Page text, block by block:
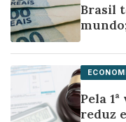
Brasil
Pela
reduz